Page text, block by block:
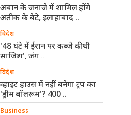
अबान के जनाजे में शामिल होंगे
अतीक के बेटे, इलाहाबाद ..
विदेश
'48 घंटे में ईरान पर कब्जे की थी
साजिश', जंग ..
विदेश
व्हाइट हाउस में नहीं बनेगा ट्रंप का
'ड्रीम बॉलरूम'? 400 ..
Business